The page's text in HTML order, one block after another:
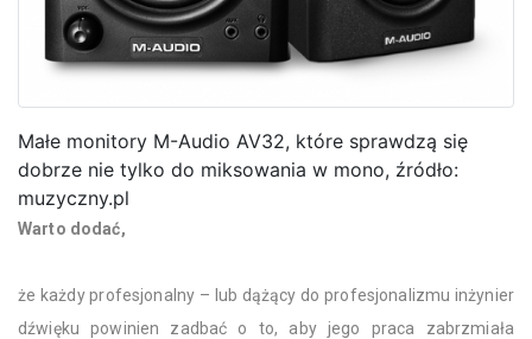
Małe monitory M-Audio AV32, które sprawdzą się
dobrze nie tylko do miksowania w mono, źródło:
muzyczny.pl
Warto dodać,
że każdy profesjonalny – lub dążący do profesjonalizmu inżynier
dźwięku powinien zadbać o to, aby jego praca zabrzmiała